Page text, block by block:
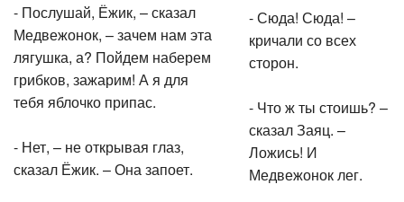
- Послушай, Ёжик, – сказал
Медвежонок, – зачем нам эта
лягушка, а? Пойдем наберем
грибков, зажарим! А я для
тебя яблочко припас.
- Нет, – не открывая глаз,
сказал Ёжик. – Она запоет.
- Сюда! Сюда! –
кричали со всех
сторон.
- Что ж ты стоишь? –
сказал Заяц. –
Ложись! И
Медвежонок лег.